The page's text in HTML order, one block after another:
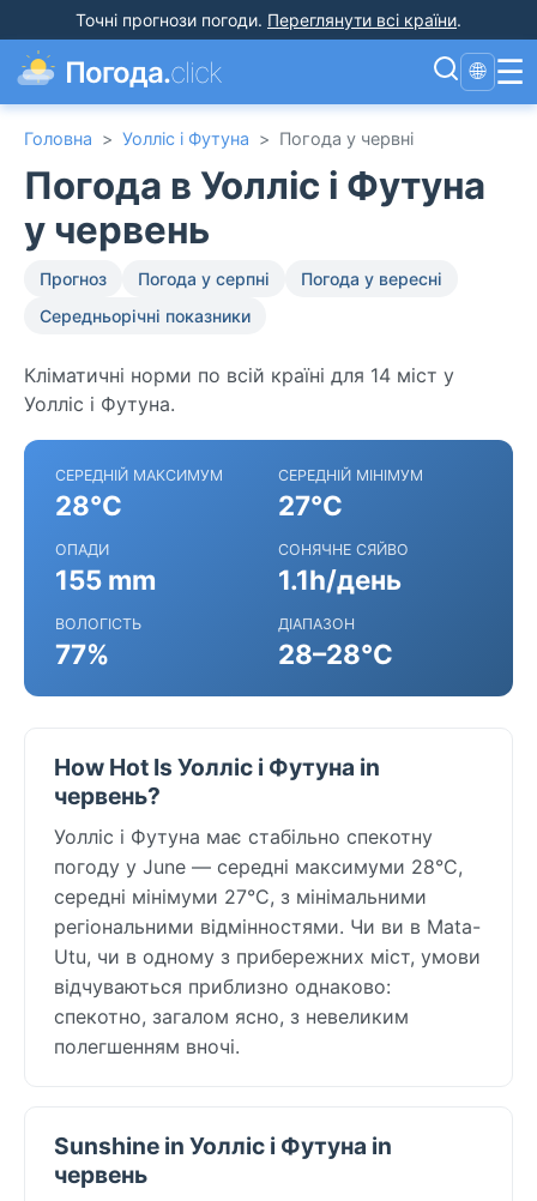
Точні прогнози погоди. Переглянути всі країни.
Погода.click 🌐 ☰
Головна > Уолліс і Футуна > Погода у червні
Погода в Уолліс і Футуна
у червень
Прогноз Погода у серпні
Погода у вересні
Середньорічні показники
Кліматичні норми по всій країні для 14 міст у
Уолліс і Футуна.
СЕРЕДНІЙ МАКСИМУМ
28°C
СЕРЕДНІЙ МІНІМУМ
27°C
ОПАДИ
155 mm
СОНЯЧНЕ СЯЙВО
1.1h/день
ВОЛОГІСТЬ
77%
ДІАПАЗОН
28–28°C
How Hot Is Уолліс і Футуна in
червень?
Уолліс і Футуна має стабільно спекотну
погоду у June — середні максимуми 28°C,
середні мінімуми 27°C, з мінімальними
регіональними відмінностями. Чи ви в Mata-
Utu, чи в одному з прибережних міст, умови
відчуваються приблизно однаково:
спекотно, загалом ясно, з невеликим
полегшенням вночі.
Sunshine in Уолліс і Футуна in
червень